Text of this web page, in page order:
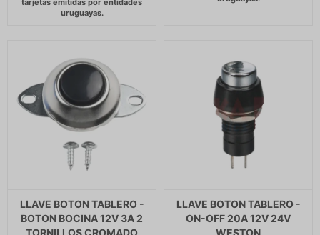
LLAVE BOTON TABLERO -
BOTON BOCINA 12V 3A 2
TORNILLOS CROMADO
LLAVE BOTON TABLERO -
ON-OFF 20A 12V 24V
WESTON